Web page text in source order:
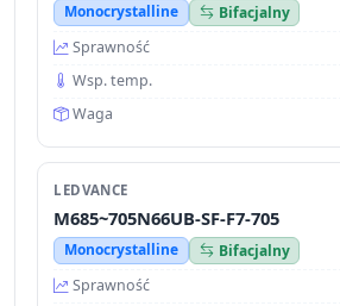
Monocrystalline
Bifacjalny
Sprawność
Wsp. temp.
Waga
LEDVANCE
M685~705N66UB-SF-F7-705
Monocrystalline
Bifacjalny
Sprawność